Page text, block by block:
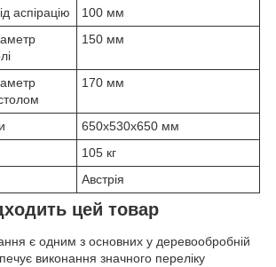
аспірацію
100 мм
150 мм
170 мм
650х530х650 мм
105 кг
Австрія
цей товар
є одним з основних у деревообробній
виконання значного переліку